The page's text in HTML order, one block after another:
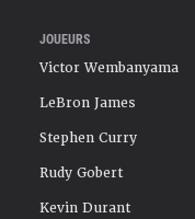
JOUEURS
Victor Wembanyama
LeBron James
Stephen Curry
Rudy Gobert
Kevin Durant